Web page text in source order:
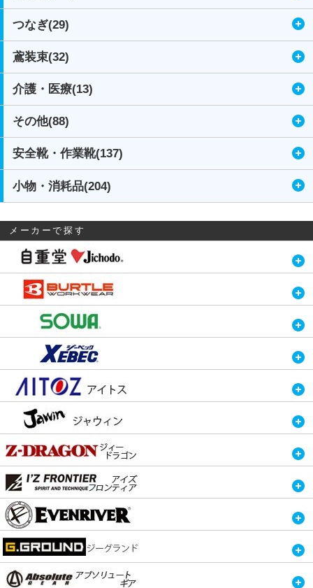
つなぎ(29)
鳶装束(32)
介護・医療(13)
その他(88)
安全靴・作業靴(137)
小物・消耗品(204)
メーカーで探す